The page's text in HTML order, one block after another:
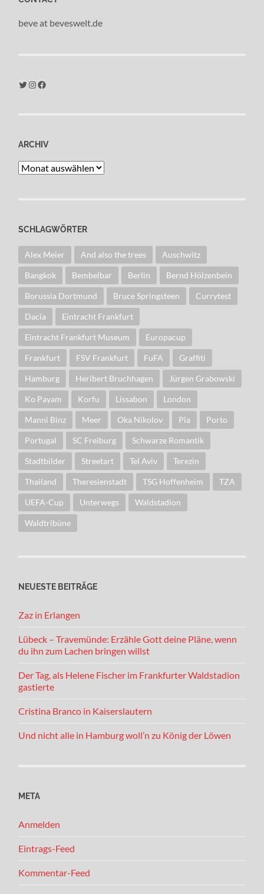
beve at beveswelt.de
Twitter Instagram Facebook
ARCHIV
Archiv
SCHLAGWÖRTER
Alex Meier And also the trees Auschwitz
Bangkok Bembelbar Berlin Bernd Hölzenbein
Borussia Dortmund Bruce Springsteen Currytest
Dacia Eintracht Frankfurt
Eintracht Frankfurt Museum Europacup
Frankfurt FSV Frankfurt FuFA Graffiti
Hamburg Heribert Bruchhagen Jürgen Grabowski
Ko Payam Korfu Lissabon London
Manni Binz Meer Oka Nikolov Pia Porto
Portugal SC Freiburg Schwarze Romantik
Stadtbilder Streetart Tel Aviv Terezin
Thailand Theresienstadt TSG Hoffenheim TZA
UEFA-Cup Unterwegs Waldstadion
Waldtribüne
NEUESTE BEITRÄGE
Zaz in Erlangen
Lübeck – Travemünde: Erzähle Gott deine Pläne, wenn
du ihn zum Lachen bringen willst
Der Tag, als Helene Fischer im Frankfurter Waldstadion
gastierte
Cristina Branco in Kaiserslautern
Und nicht alle in Hamburg woll’n zu König der Löwen
META
Anmelden
Eintrags-Feed
Kommentar-Feed